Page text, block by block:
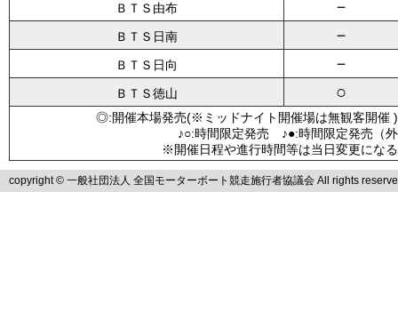
ＢＴＳ由布 －
ＢＴＳ日南 －
ＢＴＳ日向 －
ＢＴＳ徳山 ○
◎:開催本場発売(※ミッドナイト開催場は無観客
♪○:時間限定発売 ♪●:時間限定発売
※開催日程や進行時間等は当日変更にな
copyright © 一般社団法人 全国モーターボート競走施行者協議会 All rights